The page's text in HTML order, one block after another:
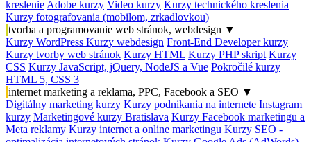
kreslenie Adobe kurzy Video kurzy Kurzy technického kreslenia
Kurzy fotografovania (mobilom, zrkadlovkou)
tvorba a programovanie web stránok, webdesign ▼
Kurzy WordPress Kurzy webdesign Front-End Developer kurzy
Kurzy tvorby web stránok Kurzy HTML Kurzy PHP skript Kurzy
CSS Kurzy JavaScript, jQuery, NodeJS a Vue Pokročilé kurzy
HTML 5, CSS 3
internet marketing a reklama, PPC, Facebook a SEO ▼
Digitálny marketing kurzy Kurzy podnikania na internete Instagram
kurzy Marketingové kurzy Bratislava Kurzy Facebook marketingu a
Meta reklamy Kurzy internet a online marketingu Kurzy SEO -